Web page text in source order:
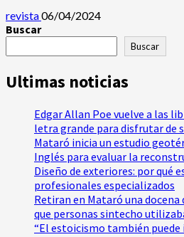
revista06/04/2024
Buscar
Buscar
Ultimas noticias
Edgar Allan Poe vuelve a las
letra grande para disfrutar de
Mataró inicia un estudio
Inglés para evaluar la
Diseño de exteriores: por qué
profesionales especializados
Retiran en Mataró una docena
que personas sintecho
“El estoicismo también puede